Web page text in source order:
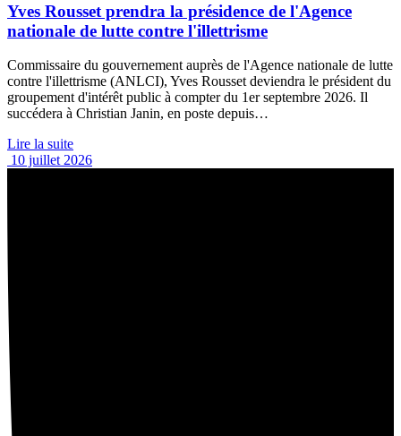
Yves Rousset prendra la présidence de l'Agence
nationale de lutte contre l'illettrisme
Commissaire du gouvernement auprès de l'Agence nationale de lutte
contre l'illettrisme (ANLCI), Yves Rousset deviendra le président du
groupement d'intérêt public à compter du 1er septembre 2026. Il
succédera à Christian Janin, en poste depuis…
Lire la suite
10 juillet 2026